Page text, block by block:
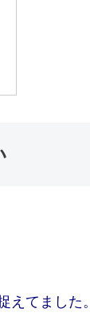
てました。